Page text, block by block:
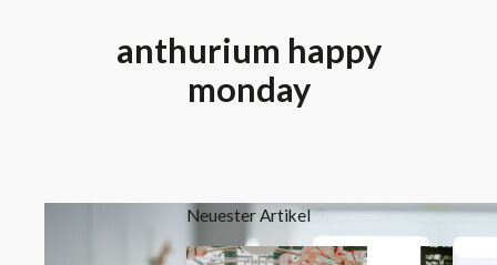
anthurium happy
monday
Neuester Artikel